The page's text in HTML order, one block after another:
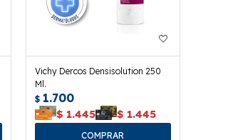
Vichy Dercos Densisolution 250
Ml.
$ 1.700
$ 1.445 $ 1.445